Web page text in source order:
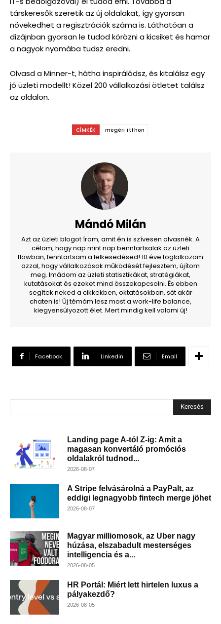
társkeresők szeretik az új oldalakat, így gyorsan
növekedhet a regisztrációk száma is. Láthatóan a
dizájnban gyorsan le tudod körözni a kicsiket és hamar
a nagyok nyomába tudsz eredni.
Olvasd a Minner-t, hátha inspirálódsz, és kitalálsz egy
jó üzleti modellt! Közel 200 vállalkozási ötletet találsz
az oldalon.
CÍMKÉK megéri itthon
Mándó Milán
Azt az üzleti blogot írom, amit én is szívesen olvasnék. A
célom, hogy nap mint nap benntartsalak az üzleti
flowban, fenntartsam a lelkesedésed! 10 éve foglalkozom
azzal, hogy vállalkozások működését fejlesztem, újítom
meg. Imádom az üzleti statisztikákat, stratégiákat,
kutatásokat és ezeket mind összekapcsolni. És ebben
segítek neked a cikkekben, oktatásokban, sőt akár
chaten is! Új témám lesz most a work-life balance,
kiegyensúlyozott élet. Mert mindig kell valami új!
Facebook Linkedin Email
Keresés
Landing page A-tól Z-ig: Amit a
magasan konvertáló promóciós
oldalakról tudnod...
2026-08-07
A Stripe felvásárolná a PayPalt, az
eddigi legnagyobb fintech merge jöhet
2026-08-07
Magyar milliomosok, az Uber nagy
húzása, elszabadult mesterséges
intelligencia és a...
2026-08-05
HR Portál: Miért lett hirtelen luxus a
pályakezdő?
2026-08-05